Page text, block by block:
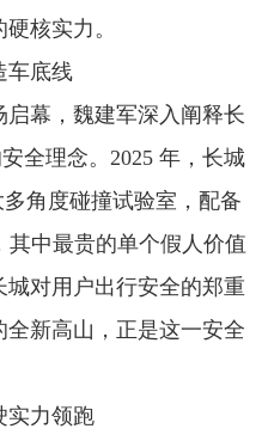
核实力。
车底线
幕，魏建军深入阐释长
全理念。2025 年，长城
角度碰撞试验室，配备
其中最贵的单个假人价值
对用户出行安全的郑重
新高山，正是这一安全
实力领跑